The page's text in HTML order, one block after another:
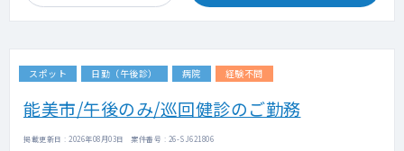
スポット 日勤（午後診） 病院 経験不問
能美市/午後のみ/巡回健診のご勤務
掲載更新日 : 2026年08月03日 案件番号 : 26-SJ621806